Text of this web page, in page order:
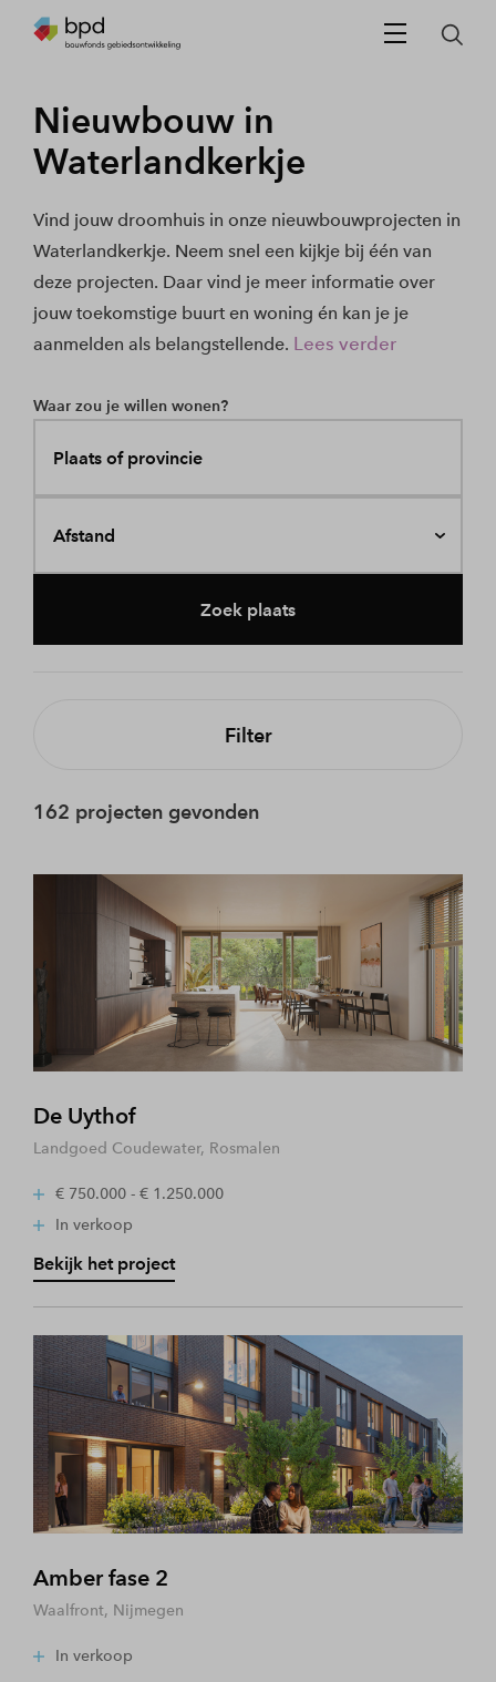
Nieuwbouw in
Waterlandkerkje
Vind jouw droomhuis in onze nieuwbouwprojecten in
Waterlandkerkje. Neem snel een kijkje bij één van
deze projecten. Daar vind je meer informatie over
jouw toekomstige buurt en woning én kan je je
aanmelden als belangstellende. Lees verder
Waar zou je willen wonen?
Plaats of provincie
Afstand
Zoek plaats
Filter
162 projecten gevonden
De Uythof
Landgoed Coudewater, Rosmalen
€ 750.000 - € 1.250.000
In verkoop
Bekijk het project
Amber fase 2
Waalfront, Nijmegen
In verkoop